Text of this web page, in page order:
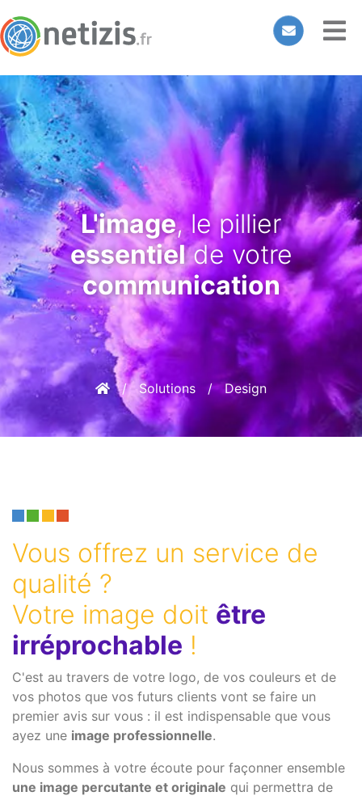
L'image, le pillier
essentielde votre
communication
/ Solutions / Design
Vous offrez un service de
qualité ?
Votre image doit être
irréprochable !
C'est au travers de votre logo, de vos couleurs et de
vos photos que vos futurs clients vont se faire un
premier avis sur vous : il est indispensable que vous
ayez une image professionnelle.
Nous sommes à votre écoute pour façonner ensemble
une image percutante et originale qui permettra de